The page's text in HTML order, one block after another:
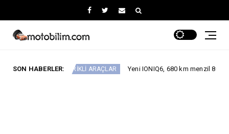
SON HABERLER:
ELEKTRİKLİ ARAÇLAR Yeni IONIQ6, 680 km menzil 800V batarya